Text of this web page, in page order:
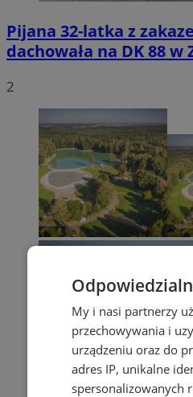
Pijana 32-latka z
dachowała na DK 88 w
2
My i nasi partnerzy
przechowywania i
urządzeniu oraz do
adres IP, unikalne
spersonalizowanych